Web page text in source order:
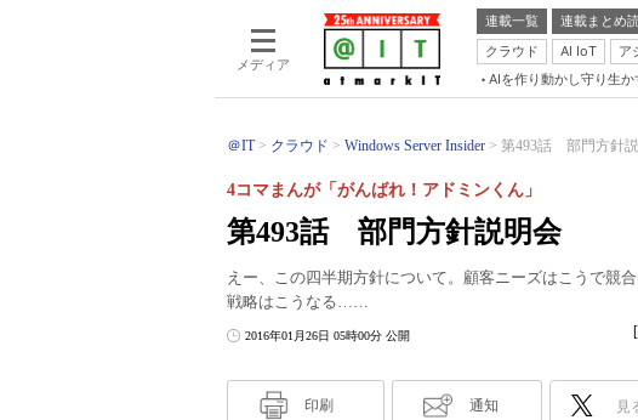
メディア
連載一覧 連載まとめ
クラウド
AI IoT ア
AIを作り動かし守り生か
＠IT クラウド Windows Server Insider 第493話 部門方針
第493話 部門方針説明会
4コマまんが「がんばれ！アドミンくん」
えー、この四半期方針について。顧客ニーズはこうで競
戦略はこうなる……
2016年01月26日 05時00分 公開 [
印刷 通知 見